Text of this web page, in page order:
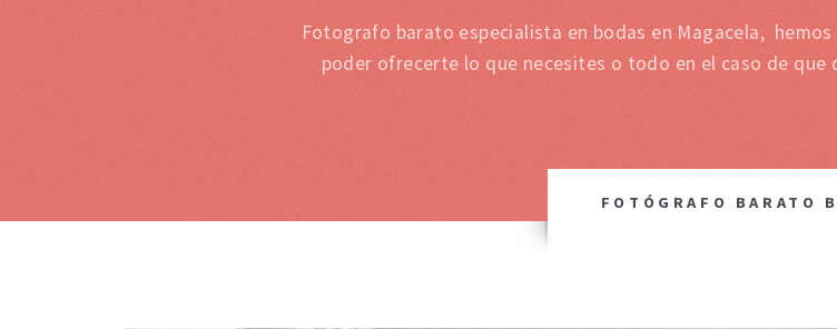
Fotografo barato especialista en bodas en Magacela,
poder ofrecerte lo que necesites o todo en el caso de
FOTÓGRAFO BARATO